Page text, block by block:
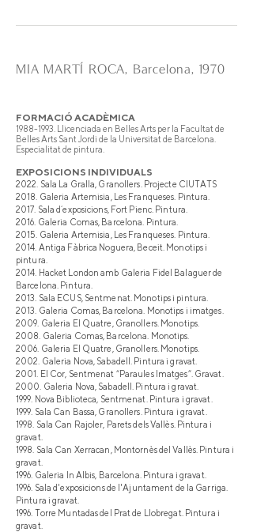
MIA MARTÍ ROCA, Barcelona, 1970
FORMACIÓ ACADÈMICA
1988-1993 . Llicenciada en Belles Arts per la Facultat de
Belles Arts Sant Jordi de la Universitat de Barcelona.
Especialitat de pintura.
EXPOSICIONS INDIVIDUALS
2022. Sala La Gralla, Granollers. Projecte CIUTATS
2018. Galeria Artemisia, Les Franqueses. Pintura.
2017. Sala d´exposicions, Fort Pienc. Pintura.
2016. Galeria Comas, Barcelona. Pintura.
2015. Galeria Artemisia, Les Franqueses. Pintura.
2014. Antiga Fàbrica Noguera, Beceit. Monotips i
pintura.
2014. Hacket London amb Galeria Fidel Balaguer de
Barcelona. Pintura.
2013. Sala ECUS, Sentmenat. Monotips i pintura.
2013. Galeria Comas, Barcelona. Monotips i imatges.
2009. Galeria El Quatre, Granollers. Monotips.
2008. Galeria Comas, Barcelona. Monotips.
2006. Galeria El Quatre, Granollers. Monotips.
2002. Galeria Nova, Sabadell. Pintura i gravat.
2001. El Cor, Sentmenat “Paraules Imatges”. Gravat.
2000. Galeria Nova, Sabadell. Pintura i gravat.
1999. Nova Biblioteca, Sentmenat. Pintura i gravat.
1999. Sala Can Bassa, Granollers. Pintura i gravat.
1998. Sala Can Rajoler, Parets dels Vallès. Pintura i
gravat.
1998. Sala Can Xerracan, Montornès del Vallès. Pintura i
gravat.
1996. Galeria In Albis, Barcelona. Pintura i gravat.
1996. Sala d'exposicions de l'Ajuntament de la Garriga.
Pintura i gravat.
1996. Torre Muntadas del Prat de Llobregat. Pintura i
gravat.